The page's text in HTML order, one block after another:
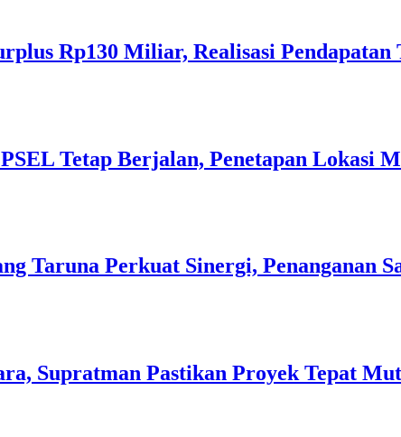
Rp130 Miliar, Realisasi Pendapatan
Tetap Berjalan, Penetapan Lokasi
Taruna Perkuat Sinergi, Penanganan
Supratman Pastikan Proyek Tepat